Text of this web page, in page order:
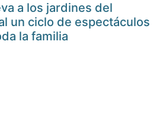
a los jardines del
un ciclo de espectáculos
la familia